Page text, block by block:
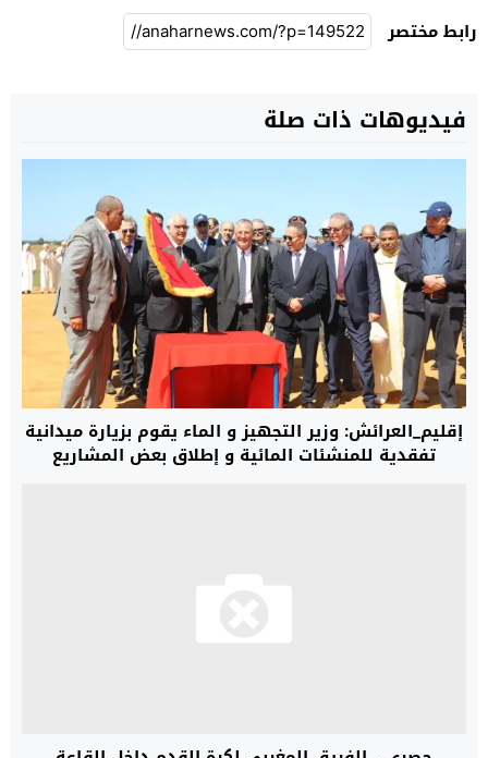
رابط مختصر
فيديوهات ذات صلة
إقليم_العرائش: وزير التجهيز و الماء يقوم بزيارة ميدانية
تفقدية للمنشئات المائية و إطلاق بعض المشاريع